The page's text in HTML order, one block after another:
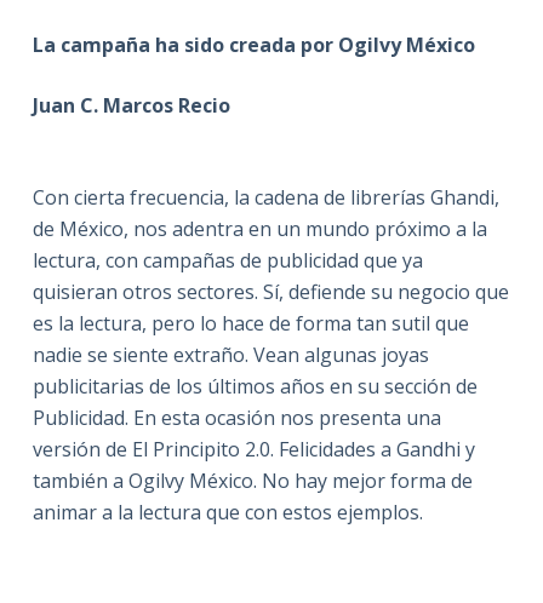
dLa campaña ha sido creada por Ogilvy México
Juan C. Marcos Recio
Con cierta frecuencia, la cadena de librerías Ghandi,
de México, nos adentra en un mundo próximo a la
lectura, con campañas de publicidad que ya
quisieran otros sectores. Sí, defiende su negocio que
es la lectura, pero lo hace de forma tan sutil que
nadie se siente extraño. Vean algunas joyas
publicitarias de los últimos años en su sección de
Publicidad. En esta ocasión nos presenta una
versión de El Principito 2.0. Felicidades a Gandhi y
también a Ogilvy México. No hay mejor forma de
animar a la lectura que con estos ejemplos.